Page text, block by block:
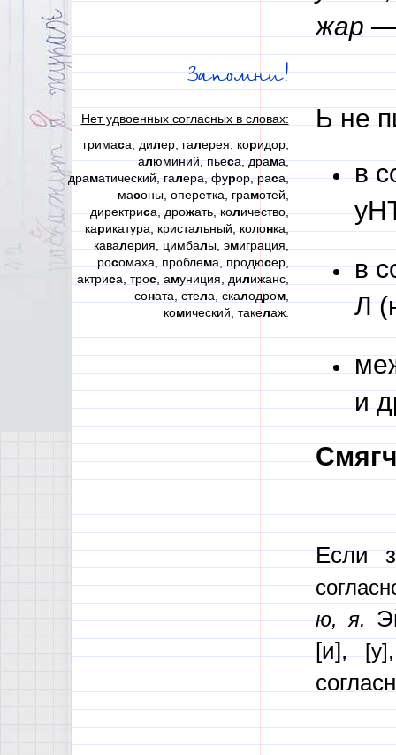
Запомни!
Нет удвоенных согласных в словах:
гримаса, дилер, галерея, коридор,
алюминий, пьеса, драма,
драматический, галера, фурор, раса,
масоны, оперетка, грамотей,
директриса, дрожать, количество,
карикатура, кристальный, колонка,
кавалерия, цимбалы, эмиграция,
росомаха, проблема, продюсер,
актриса, трос, амуниция, дилижанс,
соната, стела, скалодром,
комический, такелаж.
жар
Ь не
в
в
Л
и
Если
ю, я.
[и],[у],